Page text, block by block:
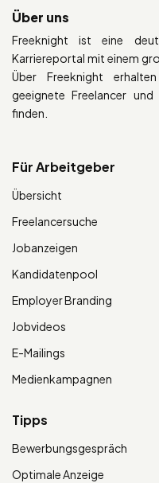
Über uns
Freeknight ist eine
Karriereportal mit einem
Über Freeknight
geeignete Freelancer
finden.
Für Arbeitgeber
Übersicht
Freelancersuche
Jobanzeigen
Kandidatenpool
Employer Branding
Jobvideos
E-Mailings
Medienkampagnen
Tipps
Bewerbungsgespräch
Optimale Anzeige